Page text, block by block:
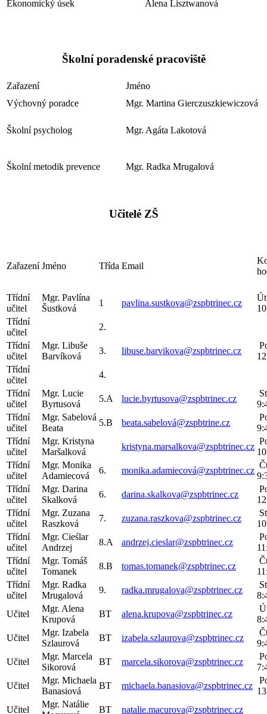
Ekonomický úsek Alena Lisztwanová
Školní poradenské pracoviště
Zařazení
Jméno
Výchovný poradce
Mgr. Martina Gierczuszkiewiczová
Školní psycholog Mgr. Agáta Lakotová
Školní metodik prevence Mgr. Radka Mrugalová
Učitelé ZŠ
Zařazení Jméno Třída Email
Třídní
učitel
Mgr. Pavlína
Šustková
1 pavlina.sustkova@zspbtrinec.cz
Třídní
učitel
2.
Třídní
učitel
Mgr. Libuše
Barvíková
3. libuse.barvikova@zspbtrinec.cz
Třídní
učitel
4.
Třídní
učitel
Mgr. Lucie
Byrtusová
5.A lucie.byrtusova@zspbtrinec.cz
Třídní
učitel
Mgr. Sabelová
Beata
5.B beata.sabelová@zspbtrine.cz
Třídní
učitel
Mgr. Kristyna
Maršalková
kristyna.marsalkova@zspbtrinec.cz
Třídní
učitel
Mgr. Monika
Adamiecová
6. monika.adamiecová@zspbtrinec.cz
Třídní
učitel
Mgr. Darina
Skalková
6. darina.skalkova@zspbtrinec.cz
Třídní
učitel
Mgr. Zuzana
Raszková
7. zuzana.raszkova@zspbtrinec.cz
Třídní
učitel
Mgr. Cieślar
Andrzej
8.A andrzej.cieslar@zspbtrinec.cz
Třídní
učitel
Mgr. Tomáš
Tomanek
8.B tomas.tomanek@zspbtrinec.cz
Třídní
učitel
Mgr. Radka
Mrugalová
9. radka.mrugalova@zspbtrinec.cz
Učitel
Mgr. Alena
Krupová
BT alena.krupova@zspbtrinec.cz
Učitel
Mgr. Izabela
Szlaurová
BT izabela.szlaurova@zspbtrinec.cz
Učitel
Mgr. Marcela
Sikorová
BT marcela.sikorova@zspbtrinec.cz
Učitel
Mgr. Michaela
Banasiová
BT michaela.banasiova@zspbtrinec.cz
Učitel
Mgr. Natálie
BT natalie.macurova@zspbtrinec.cz